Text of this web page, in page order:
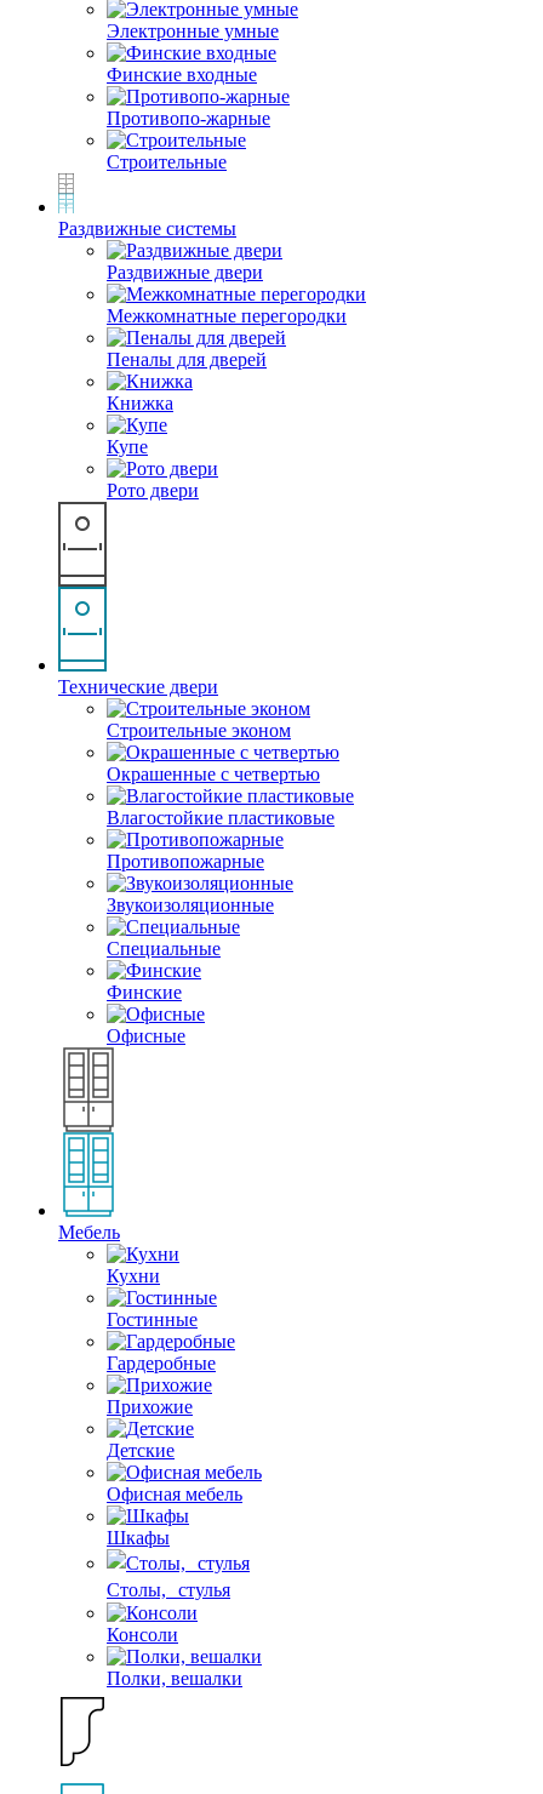
Электронные умные
Финские входные
Противопо-жарные
Строительные
Раздвижные системы
Раздвижные двери
Межкомнатные перегородки
Пеналы для дверей
Книжка
Купе
Рото двери
Технические двери
Строительные эконом
Окрашенные с четвертью
Влагостойкие пластиковые
Противопожарные
Звукоизоляционные
Специальные
Финские
Офисные
Мебель
Кухни
Гостинные
Гардеробные
Прихожие
Детские
Офисная мебель
Шкафы
Столы, стулья
Консоли
Полки, вешалки